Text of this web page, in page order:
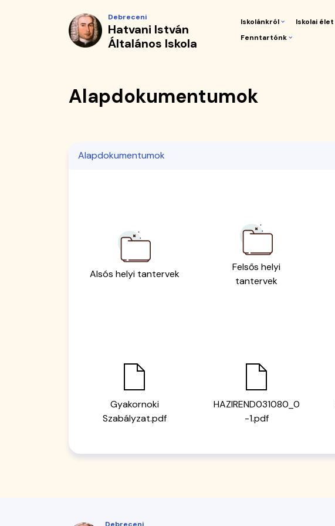
Hatvani
Általános
Debreceni
Hatvani István
Általános Iskola
Fő
Iskolánkról Iskolai élet
Fenntartónk
Alapdokumentumok
Alapdokumentumok
Alsós helyi tantervek
Felsős helyi
tantervek
Gyakornoki
Szabályzat.pdf
HAZIREND031080_0
-1.pdf